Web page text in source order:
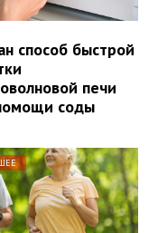
способ быстрой
печи
соды